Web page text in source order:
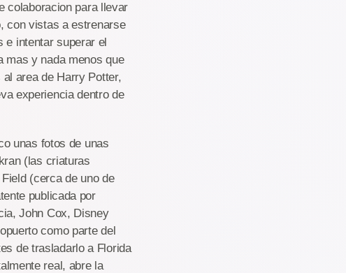
colaboracion para llevar
con vistas a estrenarse
e intentar superar el
mas y nada menos que
area de Harry Potter,
experiencia dentro de
unas fotos de unas
(las criaturas
(cerca de uno de
publicada por
John Cox, Disney
como parte del
de trasladarlo a Florida
real, abre la